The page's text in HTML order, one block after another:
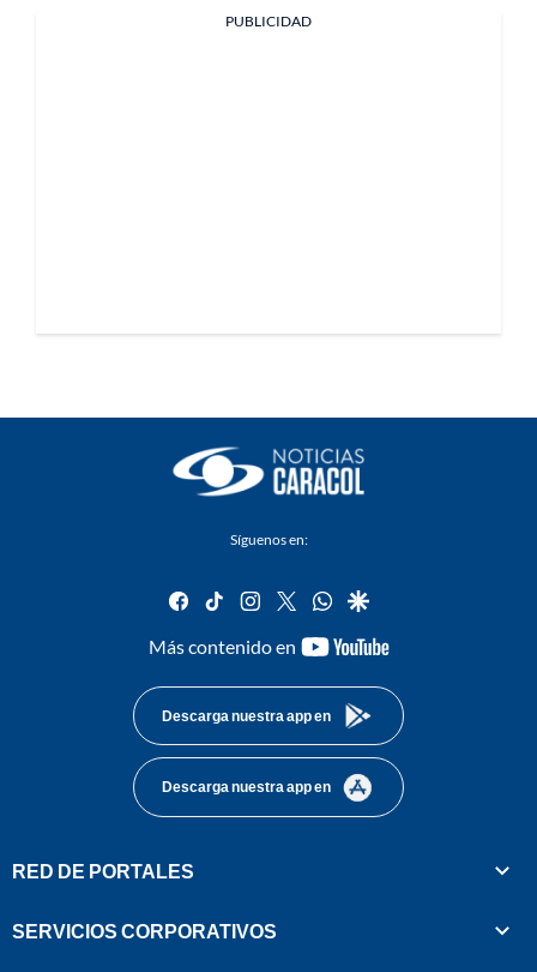
PUBLICIDAD
Síguenos en:
facebook
tiktok instagram
twitterwhatsapp
google
Más contenido en
youtube-
Descarga nuestra app en
Descarga nuestra app en
RED DE PORTALES
SERVICIOS CORPORATIVOS